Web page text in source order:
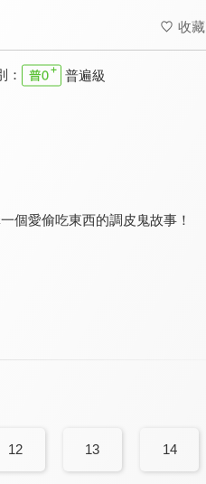
收藏
： 普遍級
個愛偷吃東西的調皮鬼故事！
12 13 14